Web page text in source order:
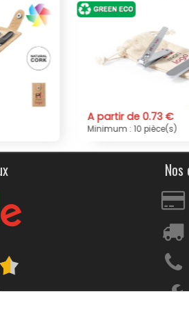
A partir de 1.38 €
Minimum : 10